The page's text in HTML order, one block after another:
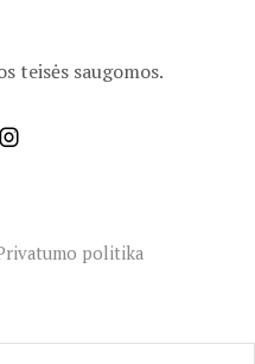
teisės saugomos.
politika